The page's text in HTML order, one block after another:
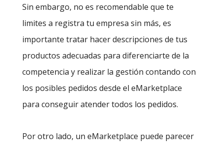
Sin embargo, no es recomendable que te
limites a registra tu empresa sin más, es
importante tratar hacer descripciones de tus
productos adecuadas para diferenciarte de la
competencia y realizar la gestión contando con
los posibles pedidos desde el eMarketplace
para conseguir atender todos los pedidos.
Por otro lado, un eMarketplace puede parecer